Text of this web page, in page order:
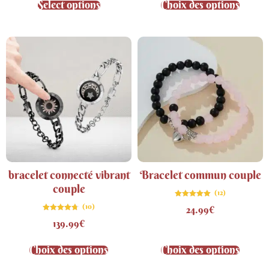
Select options Choix des options
bracelet connecté vibrant
couple
4.70
sur 5
(10)
139.99€
Choix des options
Bracelet commun couple
5.00
sur 5
(12)
24.99€
Choix des options